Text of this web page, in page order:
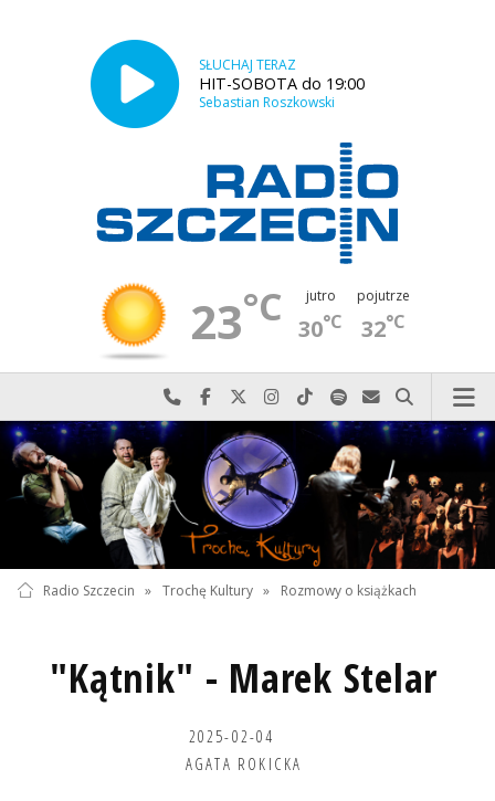
SŁUCHAJ TERAZ
HIT-SOBOTA do 19:00
Sebastian Roszkowski
23°C jutro
30°C
pojutrze
32°C
Najlepiej po prostu do nas zadzwoń
Odwiedź nas na Facebook-u
Odwiedź nas na X
Odwiedź nas na Instagram-ie
Odwiedź nas na TikTok-u
Szukaj nas na Spotify
Wyślij do nas
Szukaj
Radio Szczecin » Trochę Kultury » Rozmowy o książkach
"Kątnik" - Marek Stelar
2025-02-04
AGATA ROKICKA